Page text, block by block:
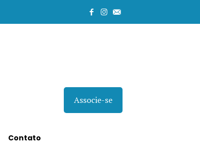
Contato
Associe-se